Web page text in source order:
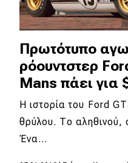
Πρωτότυπο
ρόουντστερ
Mans πάει για
Η ιστορία του Ford
θρύλου. Το αληθινού,
Ένα…